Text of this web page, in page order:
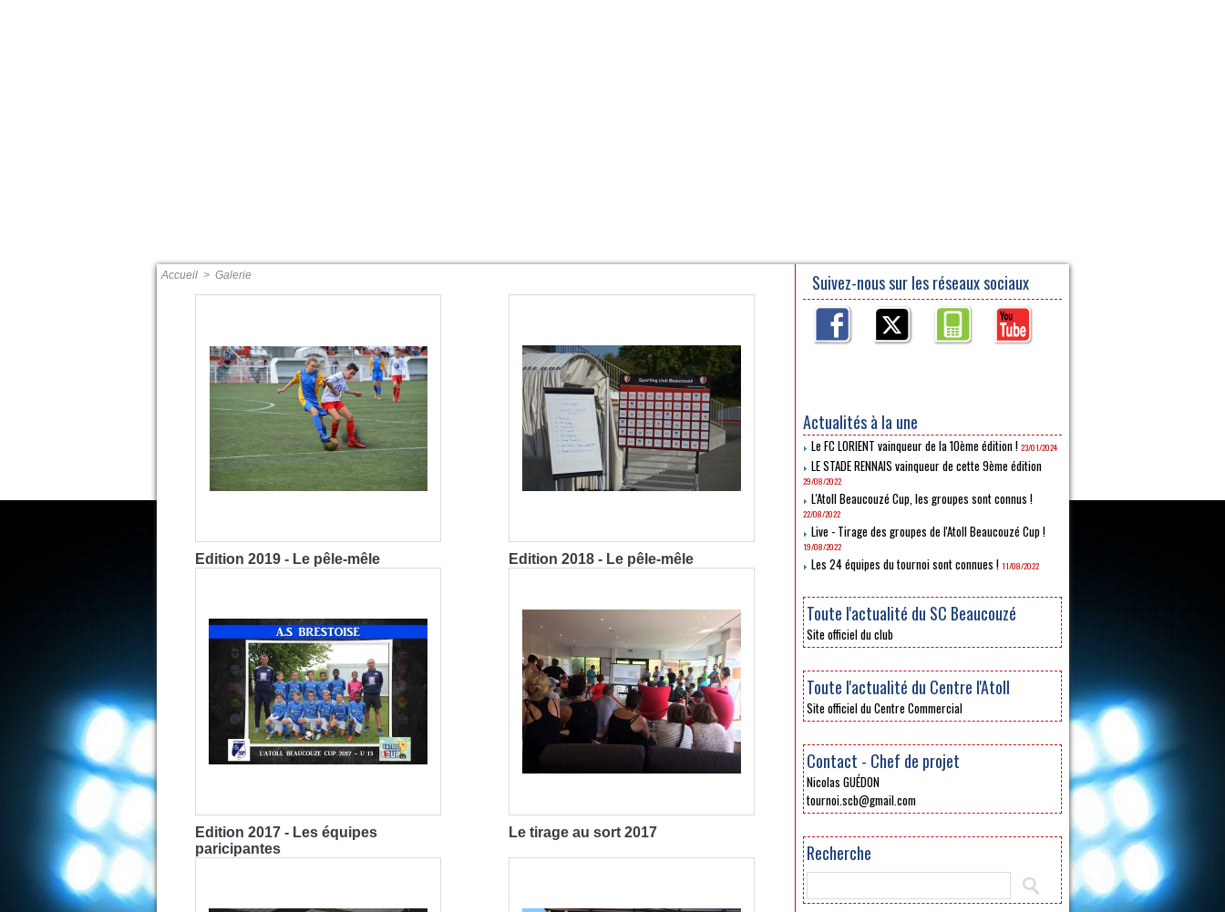
Accueil > Galerie
Edition 2019 - Le pêle-mêle Edition 2018 - Le pêle-mêle
Edition 2017 - Les équipes
paricipantes
Le tirage au sort 2017
Suivez-nous sur les réseaux sociaux
Actualités à la une
Le FC LORIENT vainqueur de la 10ème édition ! 23/01/2024
LE STADE RENNAIS vainqueur de cette 9ème édition
29/08/2022
L'Atoll Beaucouzé Cup, les groupes sont connus !
22/08/2022
Live - Tirage des groupes de l'Atoll Beaucouzé Cup !
19/08/2022
Les 24 équipes du tournoi sont connues ! 11/08/2022
Toute l'actualité du SC Beaucouzé
Site officiel du club
Toute l'actualité du Centre l'Atoll
Site officiel du Centre Commercial
Contact - Chef de projet
Nicolas GUÉDON
tournoi.scb@gmail.com
Recherche